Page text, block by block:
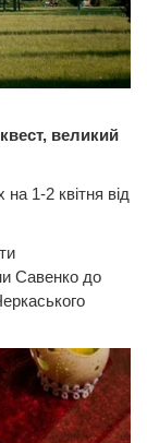
великий
1-2 квітня від
Савенко до